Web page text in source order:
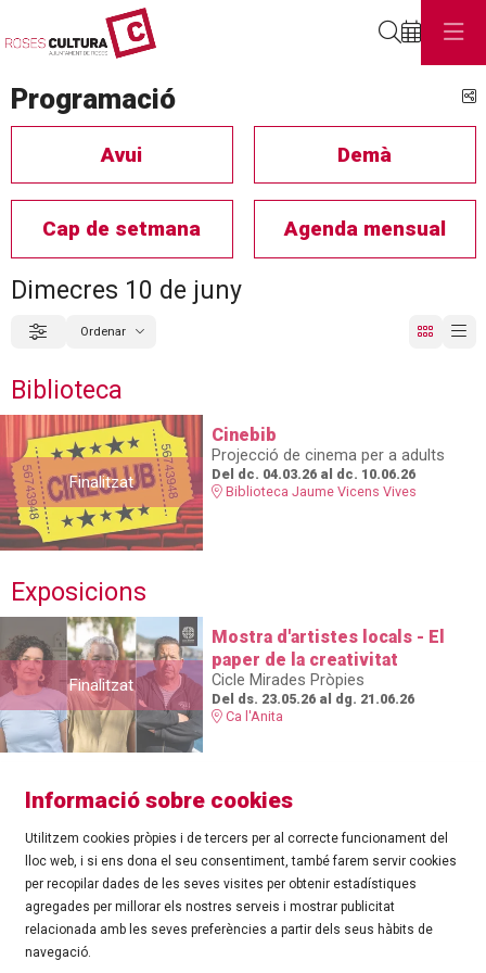
Programació
Avui Demà
Cap de setmana Agenda mensual
Dimecres 10 de juny
Filtrar Ordenar
Biblioteca
Finalitzat
Cinebib
Projecció de cinema per a adults
Del dc. 04.03.26al dc. 10.06.26
Biblioteca Jaume Vicens Vives
Exposicions
Finalitzat
Mostra d'artistes locals - El
paper de la creativitat
Cicle Mirades Pròpies
Del ds. 23.05.26al dg. 21.06.26
Ca l'Anita
©Ajuntament de Roses| C/ Tarragona, 81 | 17480 ROSES
Tel.: 972 25 24 00 |cultura@roses.cat
Informació sobre cookies
Utilitzem cookies pròpies i de tercers per al correcte funcionament del
lloc web, i si ens dona el seu consentiment, també farem servir cookies
per recopilar dades de les seves visites per obtenir estadístiques
agregades per millorar els nostres serveis i mostrar publicitat
relacionada amb les seves preferències a partir dels seus hàbits de
navegació.